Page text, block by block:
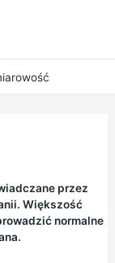
przez
Większość
normalne